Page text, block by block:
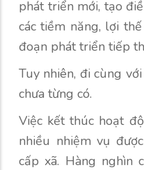
phát triển mới, tạo
các tiềm năng, lợi
đoạn phát triển tiếp
Tuy nhiên, đi cùng
chưa từng có.
Việc kết thúc hoạt
nhiều nhiệm vụ
cấp xã. Hàng nghìn